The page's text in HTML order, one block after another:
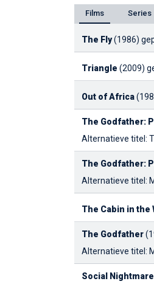
Films Series
The Fly(1986)
Triangle (2009)
Out of Africa
The Godfather:
Alternatieve titel:
The Godfather:
Alternatieve titel:
The Cabin in the
The Godfather
Alternatieve titel:
Social Nightmare